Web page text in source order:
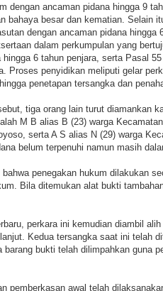
dengan ancaman pidana hingga 9
bahaya besar dan kematian. Selain
dengan ancaman pidana hingga
dalam perkumpulan yang
hingga 6 tahun penjara, serta Pasal
Proses penyidikan meliputi gelar
penetapan tersangka dan
tiga orang lain turut diamankan
M B alias B (23) warga
serta A S alias N (29) warga
belum terpenuhi namun masih
penegakan hukum dilakukan
Bila ditemukan alat bukti
perkara ini kemudian diambil
Kedua tersangka saat ini telah
barang bukti telah dilimpahkan guna
pemberkasan awal telah